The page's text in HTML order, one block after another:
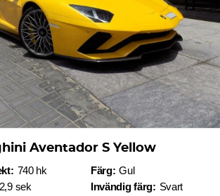
Aventador S Yellow
740 hk
2,9 sek
Färg: Gul
Invändig färg: Svart